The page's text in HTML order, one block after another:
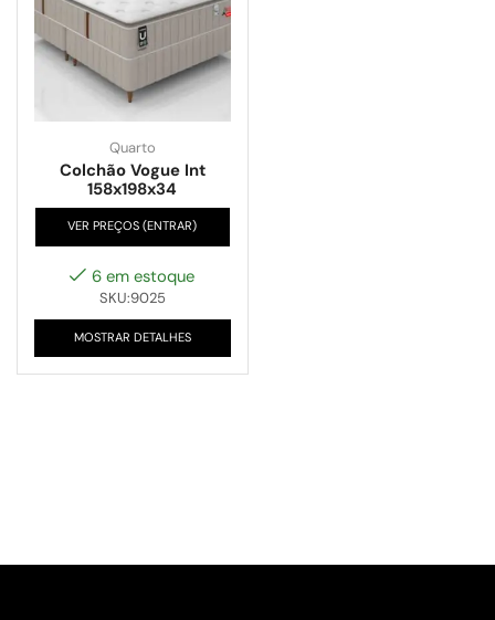
Quarto
Colchão Vogue Int
158x198x34
VER PREÇOS (ENTRAR)
6 em estoque
SKU:9025
MOSTRAR DETALHES